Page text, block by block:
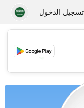
تسجيل الدخول
💖